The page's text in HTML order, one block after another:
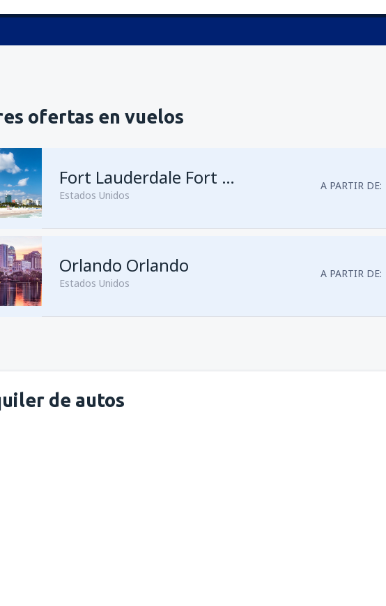
ofertas en vuelos
Fort Lauderdale Fort Lauderdale–Hollywood Intl Airport
Estados Unidos
A PARTIR DE:
Orlando Orlando
Estados Unidos
A PARTIR DE:
de autos